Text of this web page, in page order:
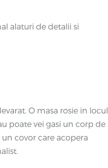
alaturi de detalii si
O masa rosie in locul
poate vei gasi un corp de
covor care acopera